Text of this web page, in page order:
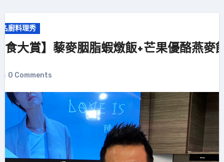
廚料理秀
食大賞】藜麥胭脂蝦燉飯+芒果優酪燕麥
0 Comments